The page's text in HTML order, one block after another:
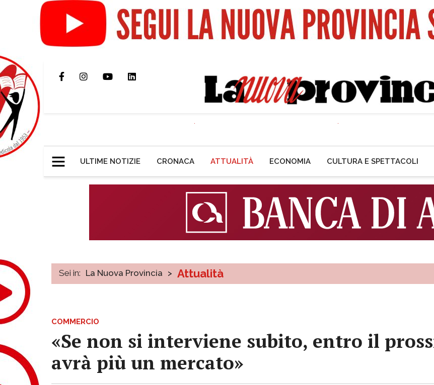
ULTIME NOTIZIE CRONACA ATTUALITÀ ECONOMIA CULTURA E SPETTACOLI
Sei in: La Nuova Provincia > Attualità
COMMERCIO
«Se non si interviene subito, entro il
avrà più un mercato»